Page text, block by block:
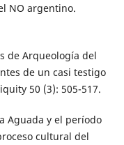
NO argentino.
de Arqueología del
de un casi testigo
50 (3): 505-517.
Aguada y el período
cultural del